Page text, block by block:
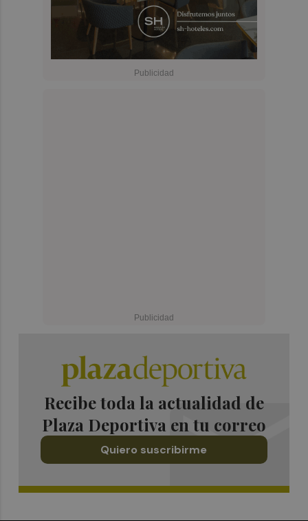
Recibe toda la actualidad de
Plaza Deportiva en tu correo
Quiero suscribirme